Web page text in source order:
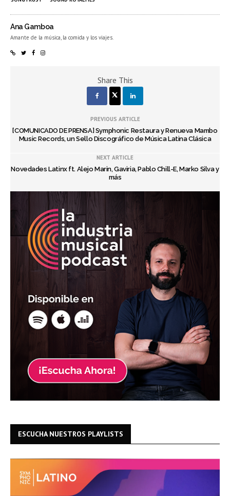
Ana Gamboa
Amante de la música, la comida y los viajes.
Share This
PREVIOUS ARTICLE
[COMUNICADO DE PRENSA] Symphonic Restaura y Renueva Mambo
Music Records, un Sello Discográfico de Música Latina Clásica
NEXT ARTICLE
Novedades Latinx ft. Alejo Marin, Gaviria, Pablo Chill-E, Marko Silva y
más
ESCUCHA NUESTROS PLAYLISTS